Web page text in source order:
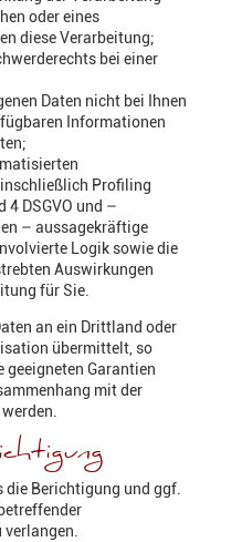
oder eines
diese Verarbeitung;
bei einer
Daten nicht bei Ihnen
Informationen
Profiling
4 DSGVO und –
– aussagekräftige
Logik sowie die
Auswirkungen
für Sie.
an ein Drittland oder
übermittelt, so
geeigneten Garantien
mit der
die Berichtigung und ggf.